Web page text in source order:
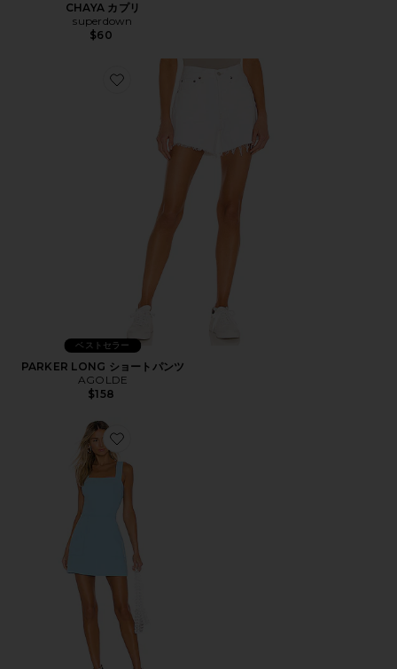
CHAYA カプリ
superdown
$60
Favorite PARKER LONG ショートパンツ
ベストセラー
PARKER LONG ショートパンツ
AGOLDE
$158
Favorite ACE ミニドレス